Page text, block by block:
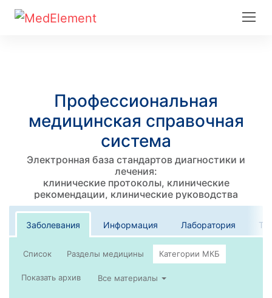
Профессиональная
медицинская справочная
система
Электронная база стандартов диагностики и
лечения:
клинические протоколы, клинические
рекомендации, клинические руководства
Заболевания Информация Лаборатория
Список
Все материалы